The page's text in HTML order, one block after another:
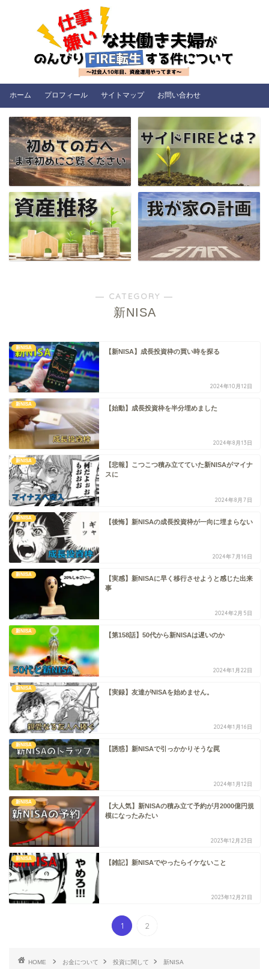
ホーム プロフィール サイトマップ お問い合わせ
― CATEGORY ―
新NISA
新NISA
【新NISA】成長投資枠の買い時を探る
2024年10月12日
新NISA
【始動】成長投資枠を半分埋めました
2024年8月13日
新NISA
【悲報】こつこつ積み立てていた新NISAがマイナ
スに
2024年8月7日
新NISA
【後悔】新NISAの成長投資枠が一向に埋まらない
2024年7月16日
新NISA
【実感】新NISAに早く移行させようと感じた出来
事
2024年2月5日
新NISA
【第158話】50代から新NISAは遅いのか
2024年1月22日
新NISA
【実録】友達がNISAを始めません。
2024年1月16日
新NISA
【誘惑】新NISAで引っかかりそうな罠
2024年1月12日
新NISA
【大人気】新NISAの積み立て予約が月2000億円規
模になったみたい
2023年12月23日
新NISA
【雑記】新NISAでやったらイケないこと
2023年12月21日
1 2
HOME お金について 投資に関して 新NISA